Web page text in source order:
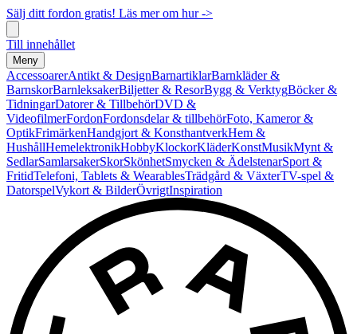
Sälj ditt fordon gratis! Läs mer om hur ->
Till innehållet
Meny
AccessoarerAntikt & DesignBarnartiklarBarnkläder &
BarnskorBarnleksakerBiljetter & ResorBygg & VerktygBöcker &
TidningarDatorer & TillbehörDVD &
VideofilmerFordonFordonsdelar & tillbehörFoto, Kameror &
OptikFrimärkenHandgjort & KonsthantverkHem &
HushållHemelektronikHobbyKlockorKläderKonstMusikMynt &
SedlarSamlarsakerSkorSkönhetSmycken & ÄdelstenarSport &
FritidTelefoni, Tablets & WearablesTrädgård & VäxterTV-spel &
DatorspelVykort & BilderÖvrigtInspiration